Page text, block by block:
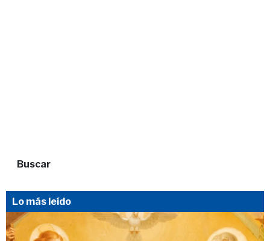
Buscar
Lo más leído